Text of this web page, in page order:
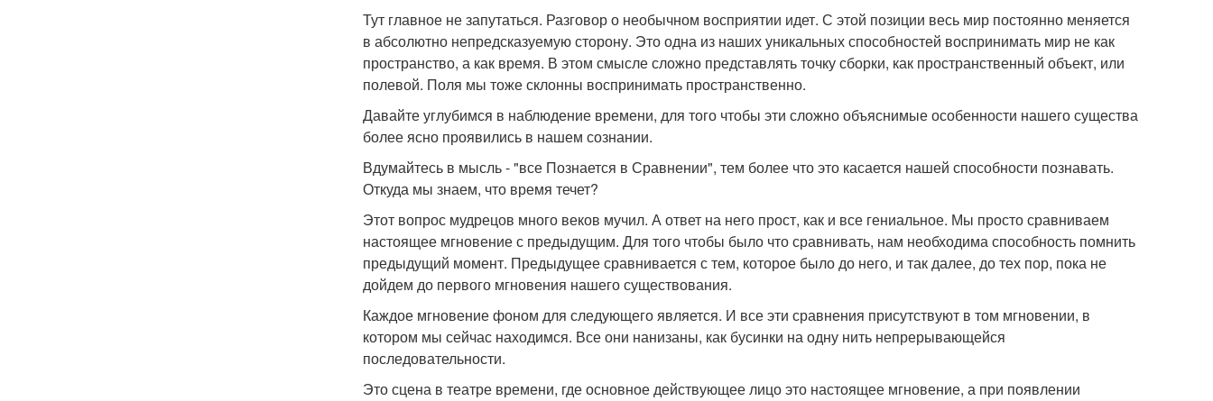
Тут главное не запутаться. Разговор о необычном восприятии идет. С этой позиции весь мир постоянно меняется
в абсолютно непредсказуемую сторону. Это одна из наших уникальных способностей воспринимать мир не как
пространство, а как время. В этом смысле сложно представлять точку сборки, как пространственный объект, или
полевой. Поля мы тоже склонны воспринимать пространственно.
Давайте углубимся в наблюдение времени, для того чтобы эти сложно объяснимые особенности нашего существа
более ясно проявились в нашем сознании.
Вдумайтесь в мысль - "все Познается в Сравнении", тем более что это касается нашей способности познавать.
Откуда мы знаем, что время течет?
Этот вопрос мудрецов много веков мучил. А ответ на него прост, как и все гениальное. Мы просто сравниваем
настоящее мгновение с предыдущим. Для того чтобы было что сравнивать, нам необходима способность помнить
предыдущий момент. Предыдущее сравнивается с тем, которое было до него, и так далее, до тех пор, пока не
дойдем до первого мгновения нашего существования.
Каждое мгновение фоном для следующего является. И все эти сравнения присутствуют в том мгновении, в
котором мы сейчас находимся. Все они нанизаны, как бусинки на одну нить непрерывающейся
последовательности.
Это сцена в театре времени, где основное действующее лицо это настоящее мгновение, а при появлении